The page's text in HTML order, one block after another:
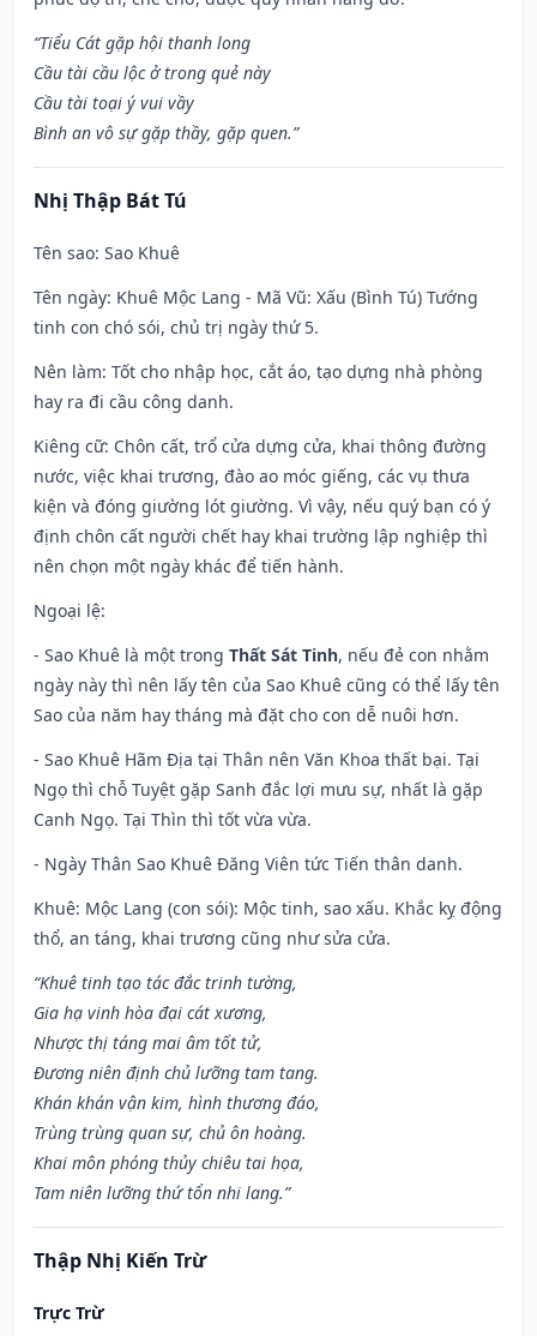
“Tiểu Cát gặp hội thanh long
Cầu tài cầu lộc ở trong quẻ này
Cầu tài toại ý vui vầy
Bình an vô sự gặp thầy, gặp quen.”
Nhị Thập Bát Tú
Tên sao: Sao Khuê
Tên ngày: Khuê Mộc Lang - Mã Vũ: Xấu (Bình Tú) Tướng
tinh con chó sói, chủ trị ngày thứ 5.
Nên làm: Tốt cho nhập học, cắt áo, tạo dựng nhà phòng
hay ra đi cầu công danh.
Kiêng cữ: Chôn cất, trổ cửa dựng cửa, khai thông đường
nước, việc khai trương, đào ao móc giếng, các vụ thưa
kiện và đóng giường lót giường. Vì vậy, nếu quý bạn có ý
định chôn cất người chết hay khai trường lập nghiệp thì
nên chọn một ngày khác để tiến hành.
Ngoại lệ:
- Sao Khuê là một trong Thất Sát Tinh, nếu đẻ con nhằm
ngày này thì nên lấy tên của Sao Khuê cũng có thể lấy tên
Sao của năm hay tháng mà đặt cho con dễ nuôi hơn.
- Sao Khuê Hãm Địa tại Thân nên Văn Khoa thất bại. Tại
Ngọ thì chỗ Tuyệt gặp Sanh đắc lợi mưu sự, nhất là gặp
Canh Ngọ. Tại Thìn thì tốt vừa vừa.
- Ngày Thân Sao Khuê Đăng Viên tức Tiến thân danh.
Khuê: Mộc Lang (con sói): Mộc tinh, sao xấu. Khắc kỵ động
thổ, an táng, khai trương cũng như sửa cửa.
“Khuê tinh tạo tác đắc trinh tường,
Gia hạ vinh hòa đại cát xương,
Nhược thị táng mai âm tốt tử,
Đương niên định chủ lưỡng tam tang.
Khán khán vận kim, hình thương đáo,
Trùng trùng quan sự, chủ ôn hoàng.
Khai môn phóng thủy chiêu tai họa,
Tam niên lưỡng thứ tổn nhi lang.”
Thập Nhị Kiến Trừ
Trực Trừ